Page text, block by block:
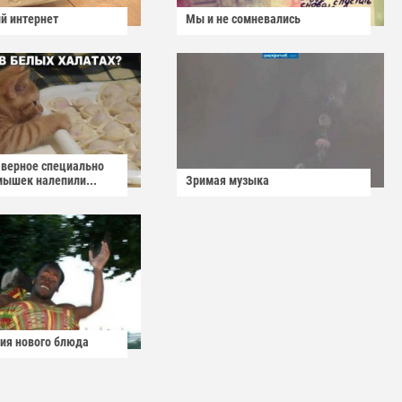
интернет Мы и не сомневались
специально
налепили...
Зримая музыка
нового блюда